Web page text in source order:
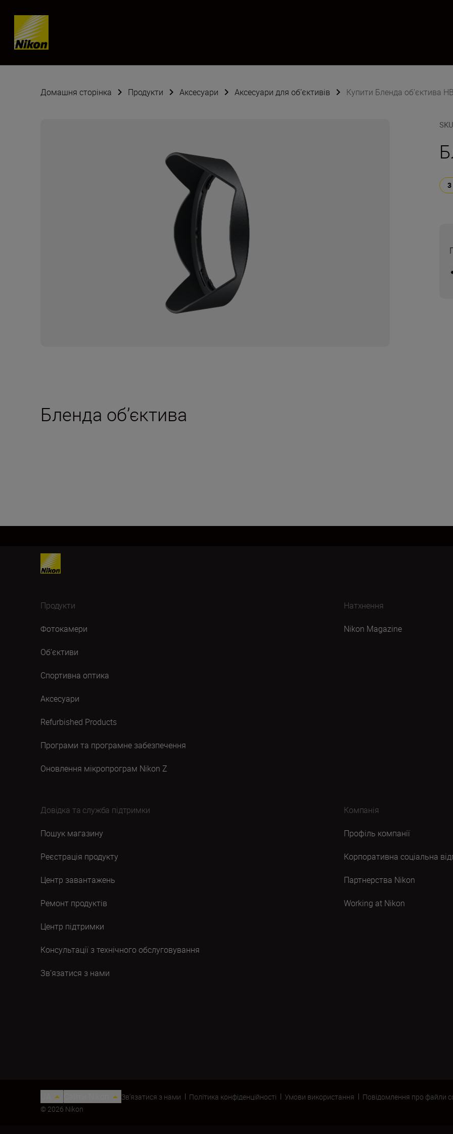
Skip content
Домашня сторінка Продукти Аксесуари Аксесуари для об’єктивів Купити Бленда об’єктива
SKU
Бленда об’єктива
Продукти
Фотокамери
Об’єктиви
Спортивна оптика
Аксесуари
Refurbished Products
Програми та програмне забезпечення
Оновлення мікропрограм Nikon Z
Натхнення
Nikon Magazine
Довідка та служба підтримки
Пошук магазину
Реєстрація продукту
Центр завантажень
Ремонт продуктів
Центр підтримки
Консультації з технічного обслуговування
Зв’язатися з нами
Компанія
Профіль компанії
Корпоративна соціальна
Партнерства Nikon
Working at Nikon
Зв’язатися з нами Політика конфіденційності Умови використання Повідомлення про файли
© 2026 Nikon